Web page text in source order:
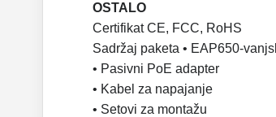
OSTALO
Certifikat CE, FCC, RoHS
Sadržaj paketa • EAP650-
• Pasivni PoE adapter
• Kabel za napajanje
• Setovi za montažu